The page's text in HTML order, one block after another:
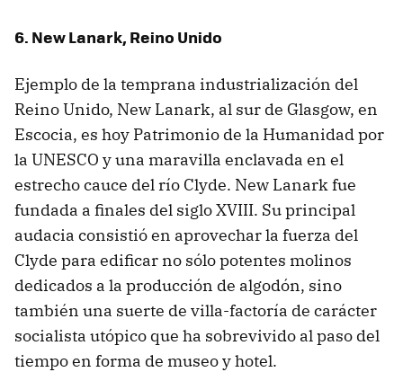
6. New Lanark, Reino Unido
Ejemplo de la temprana industrialización del
Reino Unido, New Lanark, al sur de Glasgow, en
Escocia, es hoy Patrimonio de la Humanidad por
la UNESCO y una maravilla enclavada en el
estrecho cauce del río Clyde. New Lanark fue
fundada a finales del siglo XVIII. Su principal
audacia consistió en aprovechar la fuerza del
Clyde para edificar no sólo potentes molinos
dedicados a la producción de algodón, sino
también una suerte de villa-factoría de carácter
socialista utópico que ha sobrevivido al paso del
tiempo en forma de museo y hotel.